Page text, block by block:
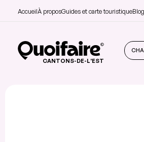
AccueilÀ proposGuides et carte touristique
CANTONS-DE-L'EST